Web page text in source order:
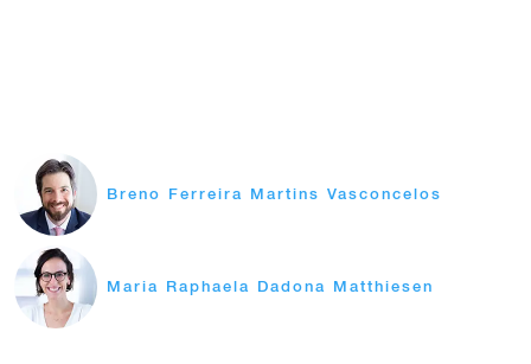
Breno Ferreira Martins Vasconcelos
Maria Raphaela Dadona Matthiesen